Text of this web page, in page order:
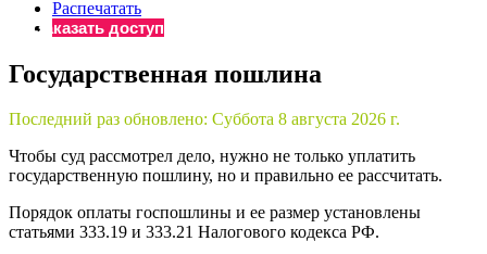
Бератор
Материалы электронного журнала
Материалы электронного журнала
Онлайн-сервисы «Учетная политика» и «Алгоритмы для
Просто заполните форму, и мы вышлем вам на почту
Распечатать
Заказать доступ
Государственная пошлина
Последний раз обновлено: Суббота 8 августа 2026 г.
Чтобы суд рассмотрел дело, нужно не только уплатить
государственную пошлину, но и правильно ее рассчитать.
Порядок оплаты госпошлины и ее размер установлены
статьями 333.19 и 333.21 Налогового кодекса РФ.